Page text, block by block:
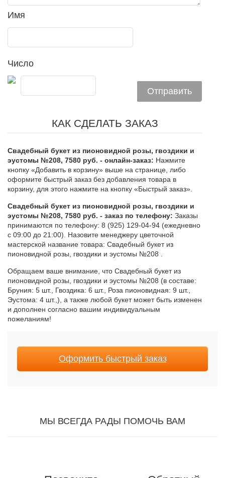
Имя
Число
КАК СДЕЛАТЬ ЗАКАЗ
Свадебный букет из пионовидной розы, гвоздики и
эустомы №208, 7580 руб. - онлайн-заказ: Нажмите
кнопку «Добавить в корзину» выше на странице, либо
оформите быстрый заказ без добавления товара в
корзину, для этого нажмите на кнопку «Быстрый заказ».
Свадебный букет из пионовидной розы, гвоздики и
эустомы №208, 7580 руб. - заказ по телефону: Заказы
принимаются по телефону: 8 (925) 129-04-94 (ежедневно
с 09:00 до 21:00). Назовите менеджеру цветочной
мастерской название товара: Свадебный букет из
пионовидной розы, гвоздики и эустомы №208 .
Обращаем ваше внимание, что Свадебный букет из
пионовидной розы, гвоздики и эустомы №208 (в составе:
Бруния: 5 шт., Гвоздика: 6 шт., Роза пионовидная: 9 шт.,
Эустома: 4 шт.,), а также любой букет может быть изменен
и дополнен согласно вашим индивидуальным
пожеланиям!
Оформить быстрый заказ
МЫ ВСЕГДА РАДЫ ПОМОЧЬ ВАМ